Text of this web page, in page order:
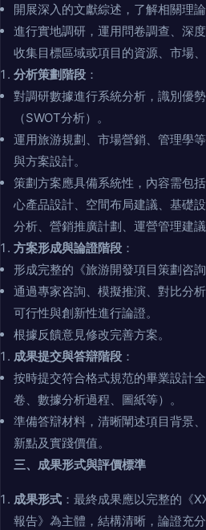
開展深入的文獻綜述，了解相關理
進行實地調研，運用問卷調查、深
收集目標區域或項目的資源、市場、
分析策劃階段 ：
對調研數據進行系統分析，識別優
（SWOT分析）。
運用旅游規劃、市場營銷、管理學
與方案設計。
策劃方案應具備系統性，內容需包
心產品設計、空間布局建議、基礎
分析、營銷推廣計劃、運營管理建
方案形成與論證階段 ：
形成完整的《旅游開發項目策劃咨詢
通過專家咨詢、模擬推演、對比分
可行性與創新性進行論證。
根據反饋意見修改完善方案。
成果提交與答辯階段 ：
按時提交符合格式規范的畢業設計
卷、數據分析過程、圖紙等）。
準備答辯材料，清晰闡述項目背景
新點及實踐價值。
三、成果形式與評價標準
成果形式 ：最終成果應以完整的《
報告》為主體，結構清晰，論證充